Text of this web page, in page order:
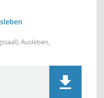
Ausleben,